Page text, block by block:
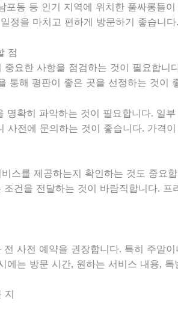
포동 등 인기 지역에 위치한 풀싸롱들
정을 마치고 편하게 방문하기 좋습니다.
점
요한 사항을 점검하는 것이 필요합
통해 평판이 좋은 곳을 선정하는 것이
명확히 파악하는 것이 필요합니다. 일
사전에 문의하는 것이 좋습니다. 가격
스를 제공하는지 확인하는 것도 중요
건을 전달하는 것이 바람직합니다.
사전 예약을 권장합니다. 특히 주말
에는 방문 시간, 원하는 서비스 내용,